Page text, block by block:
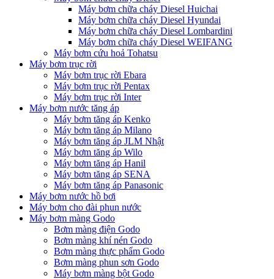
Máy bơm chữa cháy Diesel Huichai
Máy bơm chữa cháy Diesel Hyundai
Máy bơm chữa cháy Diesel Lombardini
Máy bơm chữa cháy Diesel WEIFANG
Máy bơm cứu hoả Tohatsu
Máy bơm trục rời
Máy bơm trục rời Ebara
Máy bơm trục rời Pentax
Máy bơm trục rời Inter
Máy bơm nước tăng áp
Máy bơm tăng áp Kenko
Máy bơm tăng áp Milano
Máy bơm tăng áp JLM Nhật
Máy bơm tăng áp Wilo
Máy bơm tăng áp Hanil
Máy bơm tăng áp SENA
Máy bơm tăng áp Panasonic
Máy bơm nước hồ bơi
Máy bơm cho đài phun nước
Máy bơm màng Godo
Bơm màng điện Godo
Bơm màng khí nén Godo
Bơm màng thực phẩm Godo
Bơm màng phun sơn Godo
Máy bơm màng bột Godo